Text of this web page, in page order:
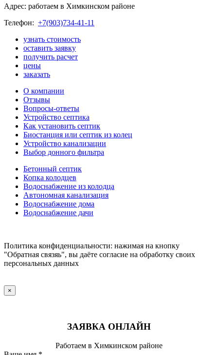
Адрес: работаем в Химкинском районе
Телефон: +7(903)734-41-11
узнать стоимость
оставить заявку
получить расчет
цены
заказать
О компании
Отзывы
Вопросы-ответы
Устройство септика
Как установить септик
Биостанция или септик из колец
Устройство канализации
Выбор донного фильтра
Бетонный септик
Копка колодцев
Водоснабжение из колодца
Автономная канализация
Водоснабжение дома
Водоснабжение дачи
Политика конфиденциальности: нажимая на кнопку
"Обратная связяь", вы даёте согласие на обработку своих
персональных данных
×
ЗАЯВКА ОНЛАЙН
Работаем в Химкинском районе